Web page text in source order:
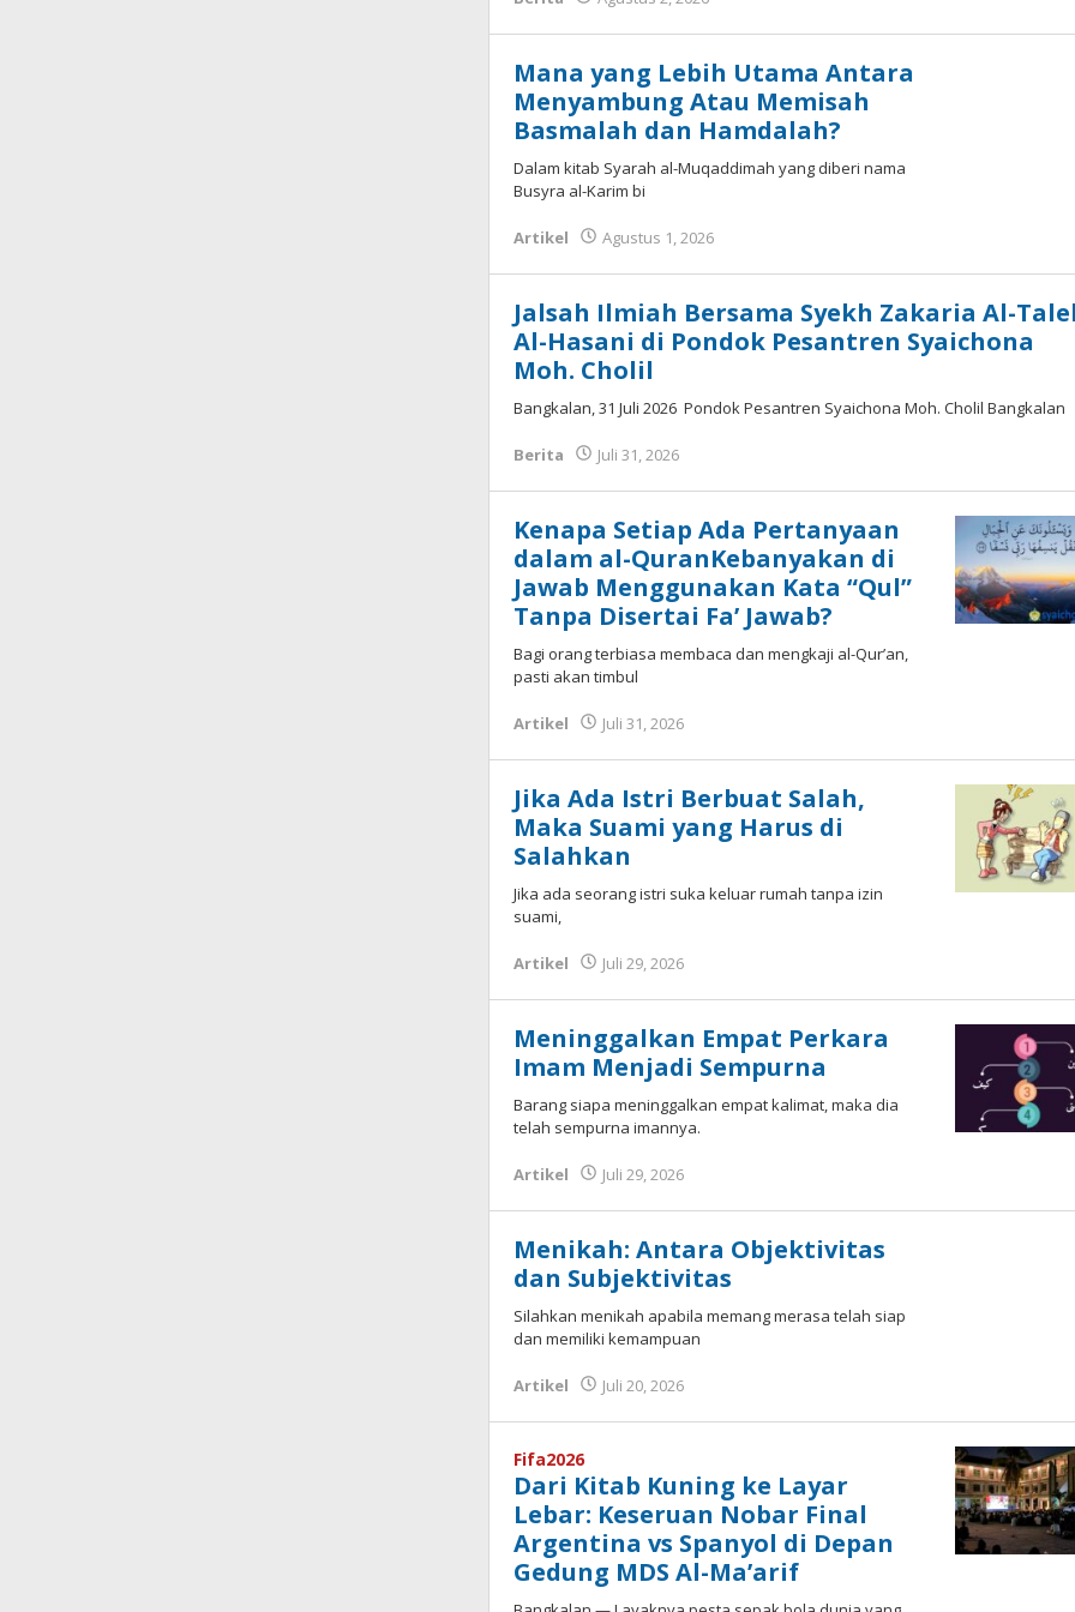
Mana yang Lebih Utama Antara
Menyambung Atau Memisah
Basmalah dan Hamdalah?
Dalam kitab Syarah al-Muqaddimah yang diberi nama
Busyra al-Karim bi
Artikel Agustus 1, 2026
Jalsah Ilmiah Bersama Syekh Zakaria Al-
Al-Hasani di Pondok Pesantren Syaichona
Moh. Cholil
Bangkalan, 31 Juli 2026 Pondok Pesantren Syaichona Moh. Cholil Bangkalan
Berita Juli 31, 2026
Kenapa Setiap Ada Pertanyaan
dalam al-QuranKebanyakan di
Jawab Menggunakan Kata “Qul”
Tanpa Disertai Fa’ Jawab?
Bagi orang terbiasa membaca dan mengkaji al-Qur’an,
pasti akan timbul
Artikel Juli 31, 2026
Jika Ada Istri Berbuat Salah,
Maka Suami yang Harus di
Salahkan
Jika ada seorang istri suka keluar rumah tanpa izin
suami,
Artikel Juli 29, 2026
Meninggalkan Empat Perkara
Imam Menjadi Sempurna
Barang siapa meninggalkan empat kalimat, maka dia
telah sempurna imannya.
Artikel Juli 29, 2026
Menikah: Antara Objektivitas
dan Subjektivitas
Silahkan menikah apabila memang merasa telah siap
dan memiliki kemampuan
Artikel Juli 20, 2026
Fifa2026
Dari Kitab Kuning ke Layar
Lebar: Keseruan Nobar Final
Argentina vs Spanyol di Depan
Gedung MDS Al-Ma’arif